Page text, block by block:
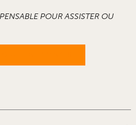
POUR ASSISTER OU